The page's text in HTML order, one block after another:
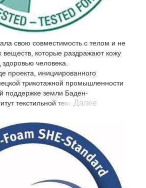
свою совместимость с телом и не
веществ, которые раздражают кожу
человека.
проекта, инициированного
трикотажной промышленности
поддержке земли Баден-
текстильной техники и
разработали научно-
для тестирования
на кожу человека во время
изделий.
были использованы в качестве
текстиля, с помощью
Далее